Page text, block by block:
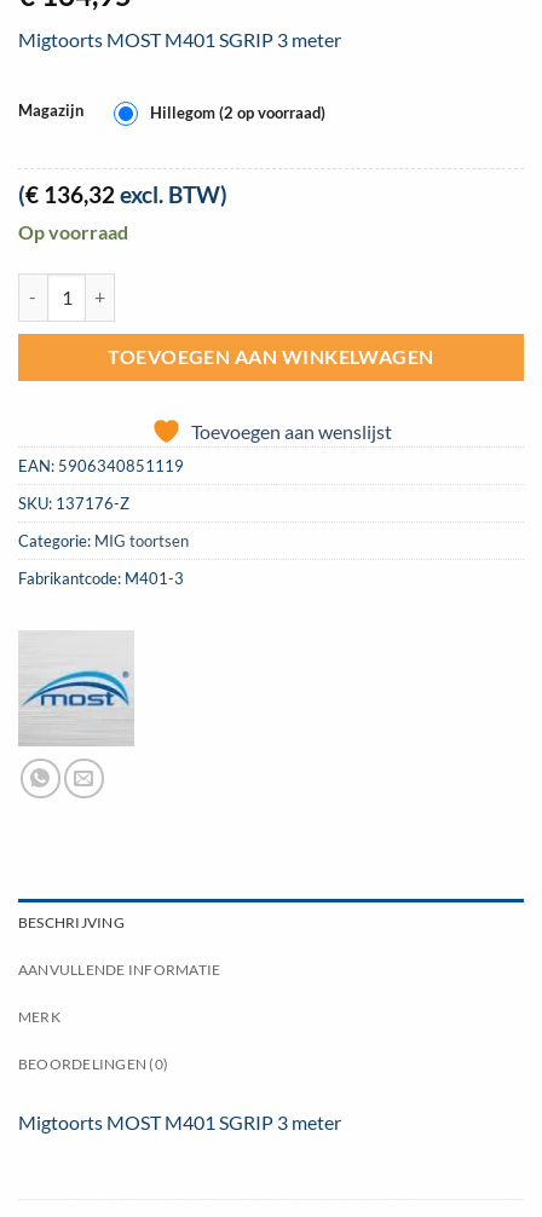
Migtoorts MOST M401 SGRIP 3 meter
Magazijn Hillegom (2 op voorraad)
(€ 136,32 excl. BTW)
Op voorraad
TOEVOEGEN AAN WINKELWAGEN
Toevoegen aan wenslijst
EAN: 5906340851119
SKU: 137176-Z
Categorie: MIG toortsen
Fabrikantcode: M401-3
BESCHRIJVING
AANVULLENDE INFORMATIE
MERK
BEOORDELINGEN (0)
Migtoorts MOST M401 SGRIP 3 meter